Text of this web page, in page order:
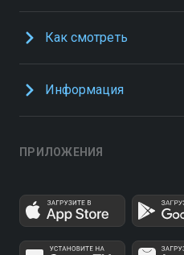
Как смотреть
Информация
ПРИЛОЖЕНИЯ